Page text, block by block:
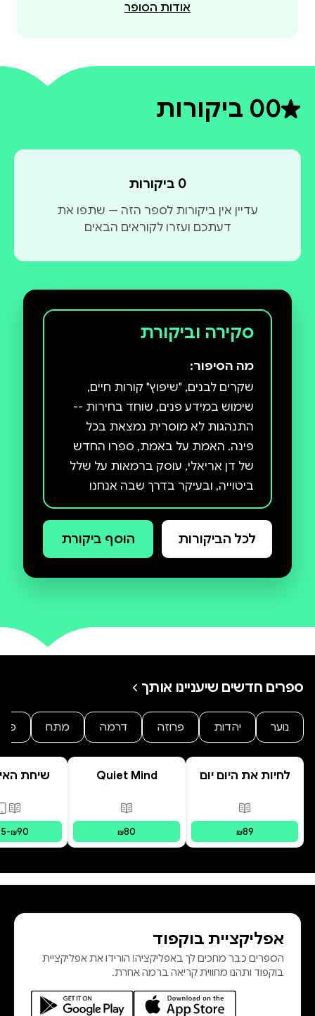
אודות הסופר
0דירוג ממוצע 0 מתוך 5
0 ביקורות
0 ביקורות
עדיין אין ביקורות לספר הזה — שתפו את
דעתכם ועזרו לקוראים הבאים
סקירה וביקורת
מה הסיפור:
שקרים לבנים, "שיפוץ" קורות חיים,
שימוש במידע פנים, שוחד בחירות --
התנהגות לא מוסרית נמצאת בכל
פינה. האמת על באמת, ספרו החדש
של דן אריאלי, עוסק ברמאות על שלל
ביטוייה, ובעיקר בדרך שבה אנחנו
משקרים לעצמנו. איך אנחנו מעגלים
פינות, מסתכלים במראה ובטוחים
שאנחנו ממש הגונים. אריאלי לא רק
לכל הביקורות הוסף ביקורת
ספרים חדשים שיעניינו אותך
נוער יהדות פרוזה דרמה מתח
לחיות את היום יום
פורמטים זמינים מודפס
₪89
Quiet Mind
פורמטים זמינים מודפס
₪80
שיחת
| מסע
בשיטת IFS צ
-₪90
אפליקציית בוקפוד
הספרים כבר מחכים לך באפליקציה! הורידו את אפליקציית
בוקפוד ותהנו מחווית קריאה ברמה אחרת.